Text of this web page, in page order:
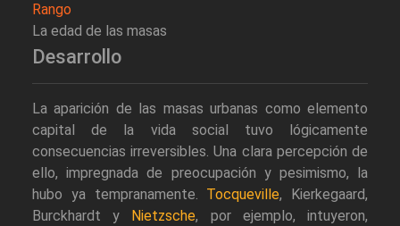
Rango
La edad de las masas
Desarrollo
La aparición de las masas urbanas como elemento
capital de la vida social tuvo lógicamente
consecuencias irreversibles. Una clara percepción de
ello, impregnada de preocupación y pesimismo, la
hubo ya tempranamente. Tocqueville, Kierkegaard,
Burckhardt y
Nietzsche, por ejemplo, intuyeron,